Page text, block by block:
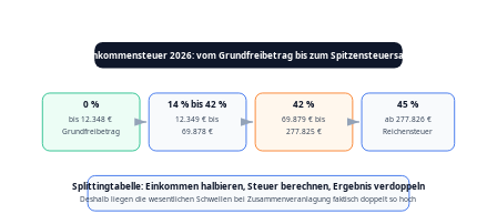
Einkommensteuer 2026: vom Grundfreibetrag bis zum Spitzensteuersatz
0 %
bis 12.348 €
Grundfreibetrag
14 % bis 42 %
12.349 € bis
69.878 €
42 %
69.879 € bis
277.825 €
45 %
ab 277.826 €
Reichensteuer
Splittingtabelle: Einkommen halbieren, Steuer berechnen, Ergebnis verdoppeln
Deshalb liegen die wesentlichen Schwellen bei Zusammenveranlagung faktisch doppelt so hoch